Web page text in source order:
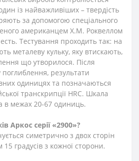
із найважливіших – твердість
за допомогою спеціального
американцем Х.М. Роквеллом
Тестування проходить так: на
металеву кульку, яку втискають,
що утворилося. Після
результати
одиницях та позначаються
транскрипції HRC. Шкала
в межах 20-67 одиниць.
Аркос серії «2900»?
симетрично з двох сторін
градусів з кожної сторони.